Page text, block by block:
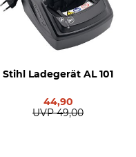
Stihl Ladegerät AL 101
44,90
UVP 49,00